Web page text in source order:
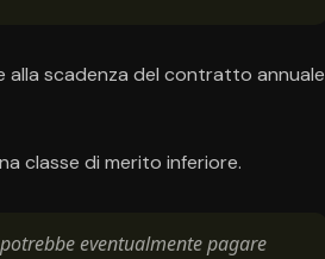
alla scadenza del contratto annuale
classe di merito inferiore.
eventualmente pagare